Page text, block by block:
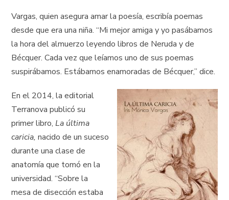
Vargas, quien asegura amar la poesía, escribía poemas
desde que era una niña. “Mi mejor amiga y yo pasábamos
la hora del almuerzo leyendo libros de Neruda y de
Bécquer. Cada vez que leíamos uno de sus poemas
suspirábamos. Estábamos enamoradas de Bécquer,” dice.
En el 2014, la editorial
Terranova publicó su
primer libro,La última
caricia,nacido de un suceso
durante una clase de
anatomía que tomó en la
universidad. “Sobre la
mesa de disección estaba